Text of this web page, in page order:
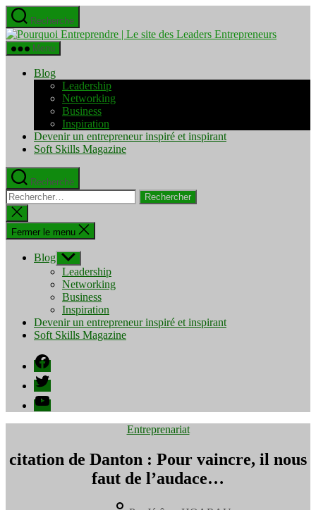
Aller
au
contenu
Recherche
Pourquoi
Menu
Blog
Leadership
Networking
Business
Inspiration
Devenir un entrepreneur inspiré et inspirant
Soft Skills Magazine
Recherche
Rechercher :
Fermer
la
recherche
Fermer le menu
Blog Afficher
le
sous-
menu
Leadership
Networking
Business
Inspiration
Devenir un entrepreneur inspiré et inspirant
Soft Skills Magazine
Facebook
Twitter
YouTube
Catégories
Entreprenariat
citation de Danton : Pour vaincre, il nous
faut de l’audace…
Auteur